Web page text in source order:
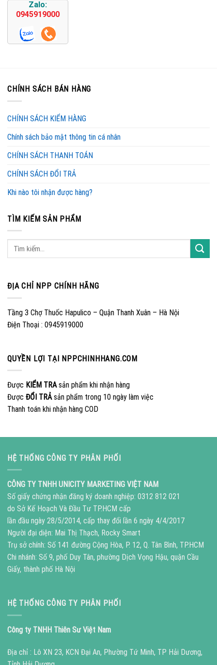
Zalo:
0945919000
CHÍNH SÁCH BÁN HÀNG
CHÍNH SÁCH KIỂM HÀNG
Chính sách bảo mật thông tin cá nhân
CHÍNH SÁCH THANH TOÁN
CHÍNH SÁCH ĐỔI TRẢ
Khi nào tôi nhận được hàng?
TÌM KIẾM SẢN PHẨM
ĐỊA CHỈ NPP CHÍNH HÃNG
Tầng 3 Chợ Thuốc Hapulico – Quận Thanh Xuân – Hà Nội
Điện Thoại : 0945919000
QUYỀN LỢI TẠI NPPCHINHHANG.COM
Được KIỂM TRAsản phẩm khi nhận hàng
Được ĐỔI TRẢsản phẩm trong 10 ngày làm việc
Thanh toán khi nhận hàng COD
HỆ THỐNG CÔNG TY PHÂN PHỐI
CÔNG TY TNHH UNICITY MARKETING VIỆT NAM
Số giấy chứng nhận đăng ký doanh nghiệp: 0312 812 021
do Sở Kế Hoạch Và Đầu Tư TP.HCM cấp
lần đầu ngày 28/5/2014, cấp thay đổi lần 6 ngày 4/4/2017
Người đại diện: Mai Thị Thạch, Rocky Smart
Trụ sở chính: Số 141 đường Cộng Hòa, P. 12, Q. Tân Bình, TP.HCM
Chi nhánh: Số 9, phố Duy Tân, phường Dịch Vọng Hậu, quận Cầu
Giấy, thành phố Hà Nội
HỆ THỐNG CÔNG TY PHÂN PHỐI
Công ty TNHH Thiên Sư Việt Nam
Địa chỉ : Lô XN 23, KCN Đại An, Phường Tứ Minh, TP Hải Dương,